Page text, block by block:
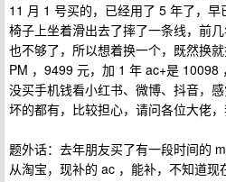
11 月 1 号买的，已经用了 5 年了，
椅子上坐着滑出去了摔了一条线，前
也不够了，所以想着换一个，既然换
PM ，9499 元，加 1 年 ac+是 10098
没买手机钱看小红书、微博、抖音，
坏的都有，比较担心，请问各位大佬
题外话：去年朋友买了有一段时间的
从淘宝，现补的 ac ，能补，不知道现